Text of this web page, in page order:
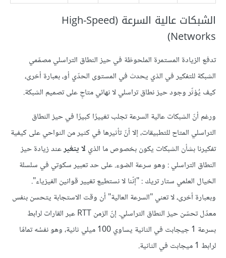
الشبكات عالية السرعة (High-Speed
Networks)
تدفع الزيادة المستمرة الملحوظة في حيز النطاق التراسلي مصمّمي
الشبكة للتفكير في الذي يحدث في المستوى الحدّي أو، بعبارة أخرى،
كيف يُؤثّر وجود حيز نطاق تراسلي لا نهائي متاحٍ على تصميم الشبكة.
ورغم أنّ الشبكات عالية السرعة تجلب تغييرًا كبيرًا في حيز النطاق
التراسلي المتاح للتطبيقات، إلا أنّ تأثيرها في كثير من النواحي على كيفية
تفكيرنا بشأن الشبكات يكون بخصوص ما الذي لا يتغيرعند زيادة حيز
النطاق التراسلي : وهو سرعة الضوء. على حد تعبير سكوتي في سلسلة
الخيال العلمي ستار تريك : "إنّنا لا نستطيع تغيير قوانين الفيزياء".
وبعبارة أخرى، لا تعني "السرعة العالية" أن وقت الاستجابة يتحسن بنفس
معدّل تحسّن حيز النطاق التراسلي. إنّ الزمن RTT عبر القارات لرابط
بسرعة 1 جيجابت في الثانية يساوي 100 ميلي ثانية، وهو نفسُه تمامًا
لرابط 1 ميجابت في الثانية.